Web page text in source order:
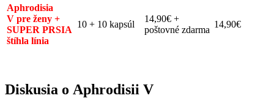
Aphrodisia
V pre ženy +
SUPER PRSIA
štíhla línia
10 + 10 kapsúl
14,90€ +
poštovné zdarma
14,90€
Diskusia o Aphrodisii V